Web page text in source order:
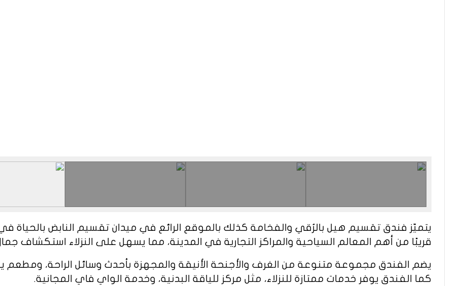
يتميّز فندق تقسيم هيل بالرُقي والفخامة كذلك بالموقع الرائع في ميدان تقسيم النابض بالحياة
قريبًا من أهم المعالم السياحية والمراكز التجارية في المدينة، مما يسهل على النزلاء استكشاف
يضم الفندق مجموعة متنوعة من الغرف والأجنحة الأنيقة والمجهزة بأحدث وسائل الراحة، ومطعم
كما الفندق يوفر خدمات ممتازة للنزلاء، مثل مركز للياقة البدنية، وخدمة الواي فاي المجانية.